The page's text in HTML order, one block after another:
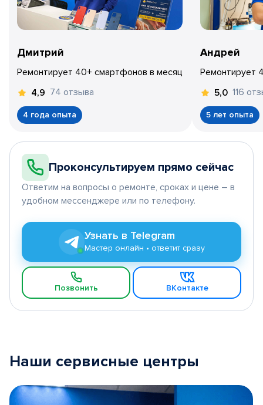
Дмитрий
Ремонтирует 40+ смартфонов в месяц
4,9 74 отзыва
4 года опыта
Андрей
Ремонтирует
5,0 116
5 лет опыта
Проконсультируем прямо сейчас
Ответим на вопросы о ремонте, сроках и цене – в
удобном мессенджере или по телефону.
Узнать в Telegram
Мастер онлайн • ответит сразу
Позвонить ВКонтакте
Наши сервисные центры